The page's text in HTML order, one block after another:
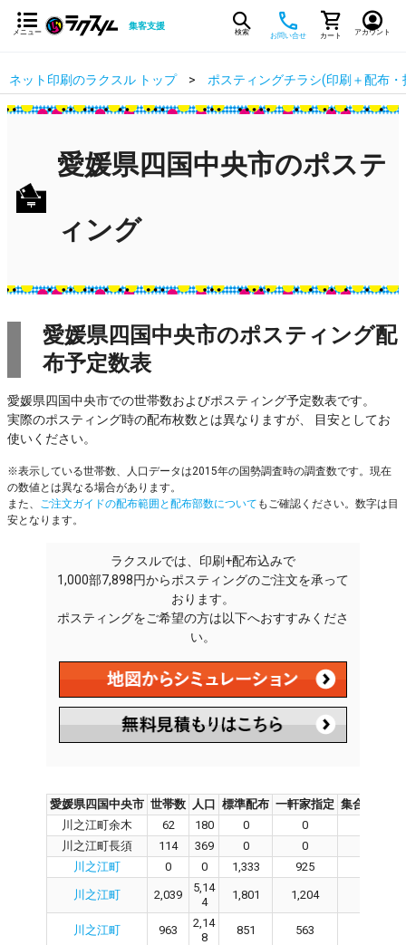
メニュー
集客支援
検索 お問い合せ カート アカウント
ネット印刷のラクスル トップ ポスティングチラシ(印刷＋配布・
愛媛県四国中央市のポステ
ィング
愛媛県四国中央市のポスティング配
布予定数表
愛媛県四国中央市での世帯数およびポスティング予定数表です。
実際のポスティング時の配布枚数とは異なりますが、 目安としてお
使いください。
※表示している世帯数、人口データは2015年の国勢調査時の調査数です。現在
の数値とは異なる場合があります。
また、 ご注文ガイドの配布範囲と配布部数について もご確認ください。数字は目
安となります。
ラクスルでは、印刷+配布込みで
1,000部7,898円からポスティングのご注文を承って
おります。
ポスティングをご希望の方は以下へおすすみくださ
い。
愛媛県四国中央市 世帯数 人口 標準配布 一軒家指定 集合住宅指
川之江町余木
62 180 0 0
川之江町長須
114 369 0 0
川之江町
0 0 1,333 925
川之江町 2,039
5,14
4
1,801 1,204
川之江町 963
2,14
8
851 563